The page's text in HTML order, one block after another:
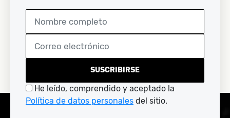
SUSCRIBIRSE
He leído, comprendido y aceptado la
Política de datos personales del sitio.